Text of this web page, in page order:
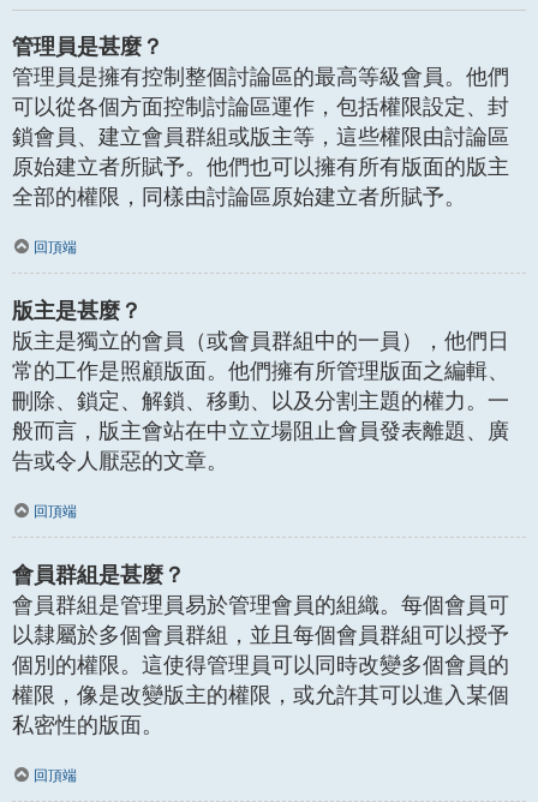
管理員是甚麼？
管理員是擁有控制整個討論區的最高等級會員。他們
可以從各個方面控制討論區運作，包括權限設定、封
鎖會員、建立會員群組或版主等，這些權限由討論區
原始建立者所賦予。他們也可以擁有所有版面的版主
全部的權限，同樣由討論區原始建立者所賦予。
回頂端
版主是甚麼？
版主是獨立的會員（或會員群組中的一員），他們日
常的工作是照顧版面。他們擁有所管理版面之編輯、
刪除、鎖定、解鎖、移動、以及分割主題的權力。一
般而言，版主會站在中立立場阻止會員發表離題、廣
告或令人厭惡的文章。
回頂端
會員群組是甚麼？
會員群組是管理員易於管理會員的組織。每個會員可
以隸屬於多個會員群組，並且每個會員群組可以授予
個別的權限。這使得管理員可以同時改變多個會員的
權限，像是改變版主的權限，或允許其可以進入某個
私密性的版面。
回頂端